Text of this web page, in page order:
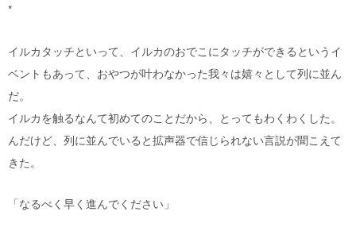
*
イルカタッチといって、イルカのおでこにタッチができるというイ
ベントもあって、おやつが叶わなかった我々は嬉々として列に並ん
だ。
イルカを触るなんて初めてのことだから、とってもわくわくした。
んだけど、列に並んでいると拡声器で信じられない言説が聞こえて
きた。
「なるべく早く進んでください」